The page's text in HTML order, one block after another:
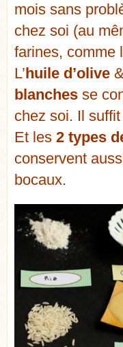
mois sans
chez soi (au
farines,
L’huile d’olive
blanches se
chez soi. Il
Et les 2 types
conservent
bocaux.